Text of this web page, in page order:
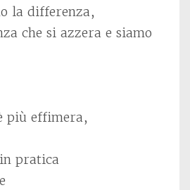
la differenza,
che si azzera e siamo
più effimera,
pratica